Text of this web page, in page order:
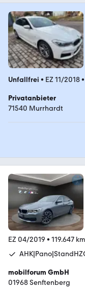
Unfallfrei • EZ 11/2018•
Privatanbieter
71540 Murrhardt
EZ 04/2019 • 119.647 km
mobilforum GmbH
01968 Senftenberg